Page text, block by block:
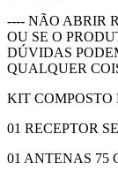
---- NÃO ABRIR
OU SE O
DÚVIDAS
QUALQUER
KIT COMPOSTO
01 RECEPTOR
01 ANTENAS 75